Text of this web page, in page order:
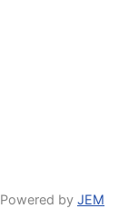
Powered by JEM